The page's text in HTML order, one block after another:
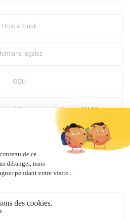
Droit à l'oubli
légales
CGU
médias sociaux de Groupe MAINE
de communication